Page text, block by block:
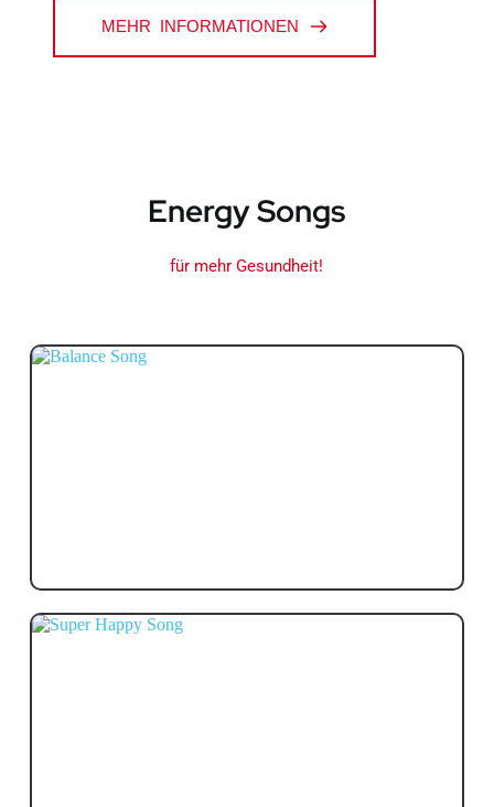
MEHR INFORMATIONEN
Energy Songs
für mehr Gesundheit!